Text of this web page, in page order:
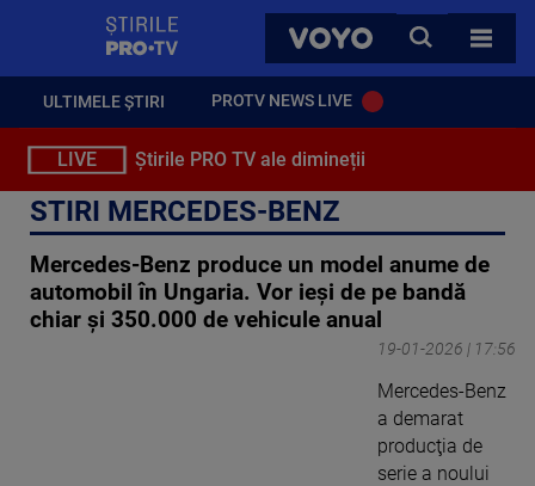
VOYO
CAUTA
TOATE
ULTIMELE ȘTIRI PROTV NEWS LIVE
LIVE Știrile PRO TV ale dimineții
STIRI MERCEDES-BENZ
Mercedes-Benz produce un model anume de
automobil în Ungaria. Vor ieși de pe bandă
chiar și 350.000 de vehicule anual
19-01-2026 | 17:56
Mercedes-Benz
a demarat
producţia de
serie a noului